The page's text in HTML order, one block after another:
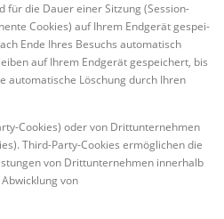
die Dau­er einer Sit­zung (Ses­si­on-
Coo­kies) auf Ihrem End­ge­rät gespei­
Ende Ihres Besuchs auto­ma­tisch
auf Ihrem End­ge­rät gespei­chert, bis
auto­ma­ti­sche Löschung durch Ihren
Coo­kies) oder von Dritt­un­ter­neh­men
Third-Par­ty-Coo­kies ermög­li­chen die
von Dritt­un­ter­neh­men inner­halb
von